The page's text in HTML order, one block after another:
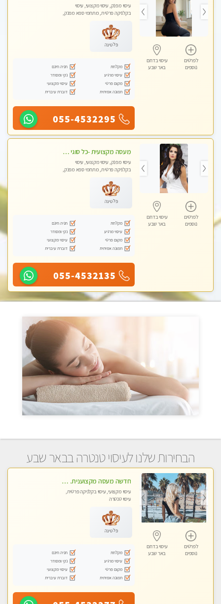
לפרטים
נוספים
עיסוי בדרום
באר שבע
עיסוי מפנק, עיסוי מקצועי, עיסוי
בקלניקה פרטית, מתחמי ספא מפנק,
פלטינה
מקלחת
חניה חינם
עיסוי מרגיע
נקי ומסודר
מקום פרטי
עיסוי מקצועי
תמונה אמיתית
דוברת עיברית
055-4532295
לפרטים
נוספים
עיסוי בדרום
באר שבע
מעסה מקצועית -כל סוגי העיסויים מעסה מקצועית ואיכותית פרטי!!! ללא מין ! פרטים בווצאפ- WhatsApp
עיסוי מפנק, עיסוי מקצועי, עיסוי
בקלניקה פרטית, מתחמי ספא מפנק,
פלטינה
מקלחת
חניה חינם
עיסוי מרגיע
נקי ומסודר
מקום פרטי
עיסוי מקצועי
תמונה אמיתית
דוברת עיברית
055-4532135
הבחירות שלנו לעיסוי טנטרה בבאר שבע
לפרטים
נוספים
עיסוי בדרום
באר שבע
חדשה מעסה מקצוענית. אלופה-מומלץ לחלוטין!! מעסה מקצועית ואיכותית .פרטי!!!
עיסוי מקצועי, עיסוי בקלניקה פרטית,
עיסוי טנטרה
פלטינה
מקלחת
חניה חינם
עיסוי מרגיע
נקי ומסודר
מקום פרטי
עיסוי מקצועי
תמונה אמיתית
דוברת עיברית